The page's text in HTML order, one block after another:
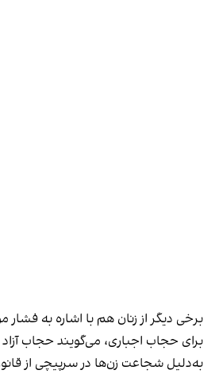
برخی دیگر از زنان هم با اشاره به فشار
برای حجاب اجباری، می‌گویند حجاب
به‌دلیل شجاعت زن‌ها در سرپیچی از